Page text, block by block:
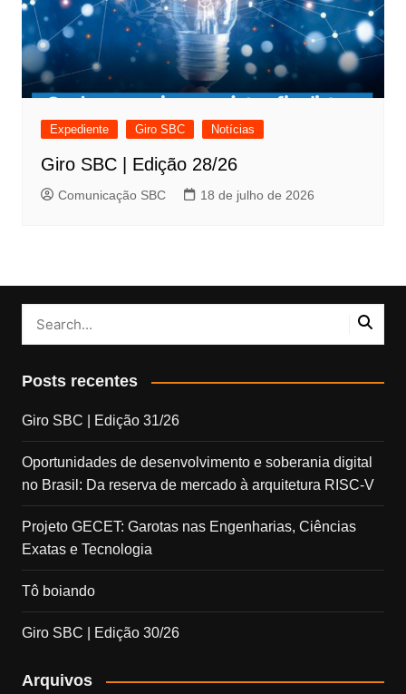
Expediente Giro SBC Notícias
Giro SBC | Edição 28/26
Comunicação SBC 18 de julho de 2026
Posts recentes
Giro SBC | Edição 31/26
Oportunidades de desenvolvimento e soberania digital
no Brasil: Da reserva de mercado à arquitetura RISC-V
Projeto GECET: Garotas nas Engenharias, Ciências
Exatas e Tecnologia
Tô boiando
Giro SBC | Edição 30/26
Arquivos